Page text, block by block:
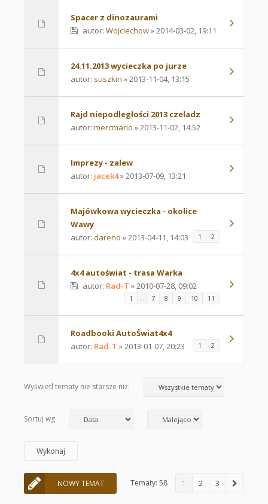
Spacer z dinozaurami
autor: Wojciechow» 2014-03-02, 19:11
24.11.2013 wycieczka po jurze
autor: suszkin » 2013-11-04, 13:15
Rajd niepodległości 2013 czeladz
autor: mercmario » 2013-11-02, 14:52
Imprezy - zalew
autor: jacek4» 2013-07-09, 13:21
Majówkowa wycieczka - okolice
Wawy
autor: dareno » 2013-04-11, 14:03 1 2
4x4 autoświat - trasa Warka
autor: Rad-T » 2010-07-28, 09:02
1 … 7 8 9 10 11
Roadbooki AutoŚwiat4x4
autor: Rad-T » 2013-01-07, 20:23 1 2
Wyświetl tematy nie starsze niż:
Sortuj wg
NOWY TEMAT Tematy: 58 1 2 3